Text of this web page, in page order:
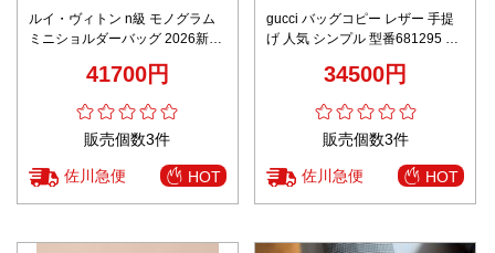
ルイ・ヴィトン n級 モノグラム
ミニショルダーバッグ 2026新作
テール 安心サイト
41700円
販売個数3件
佐川急便 HOT
gucci バッグコピー レザー 手提
げ 人気 シンプル 型番681295 旅
34500円
販売個数3件
佐川急便 HOT